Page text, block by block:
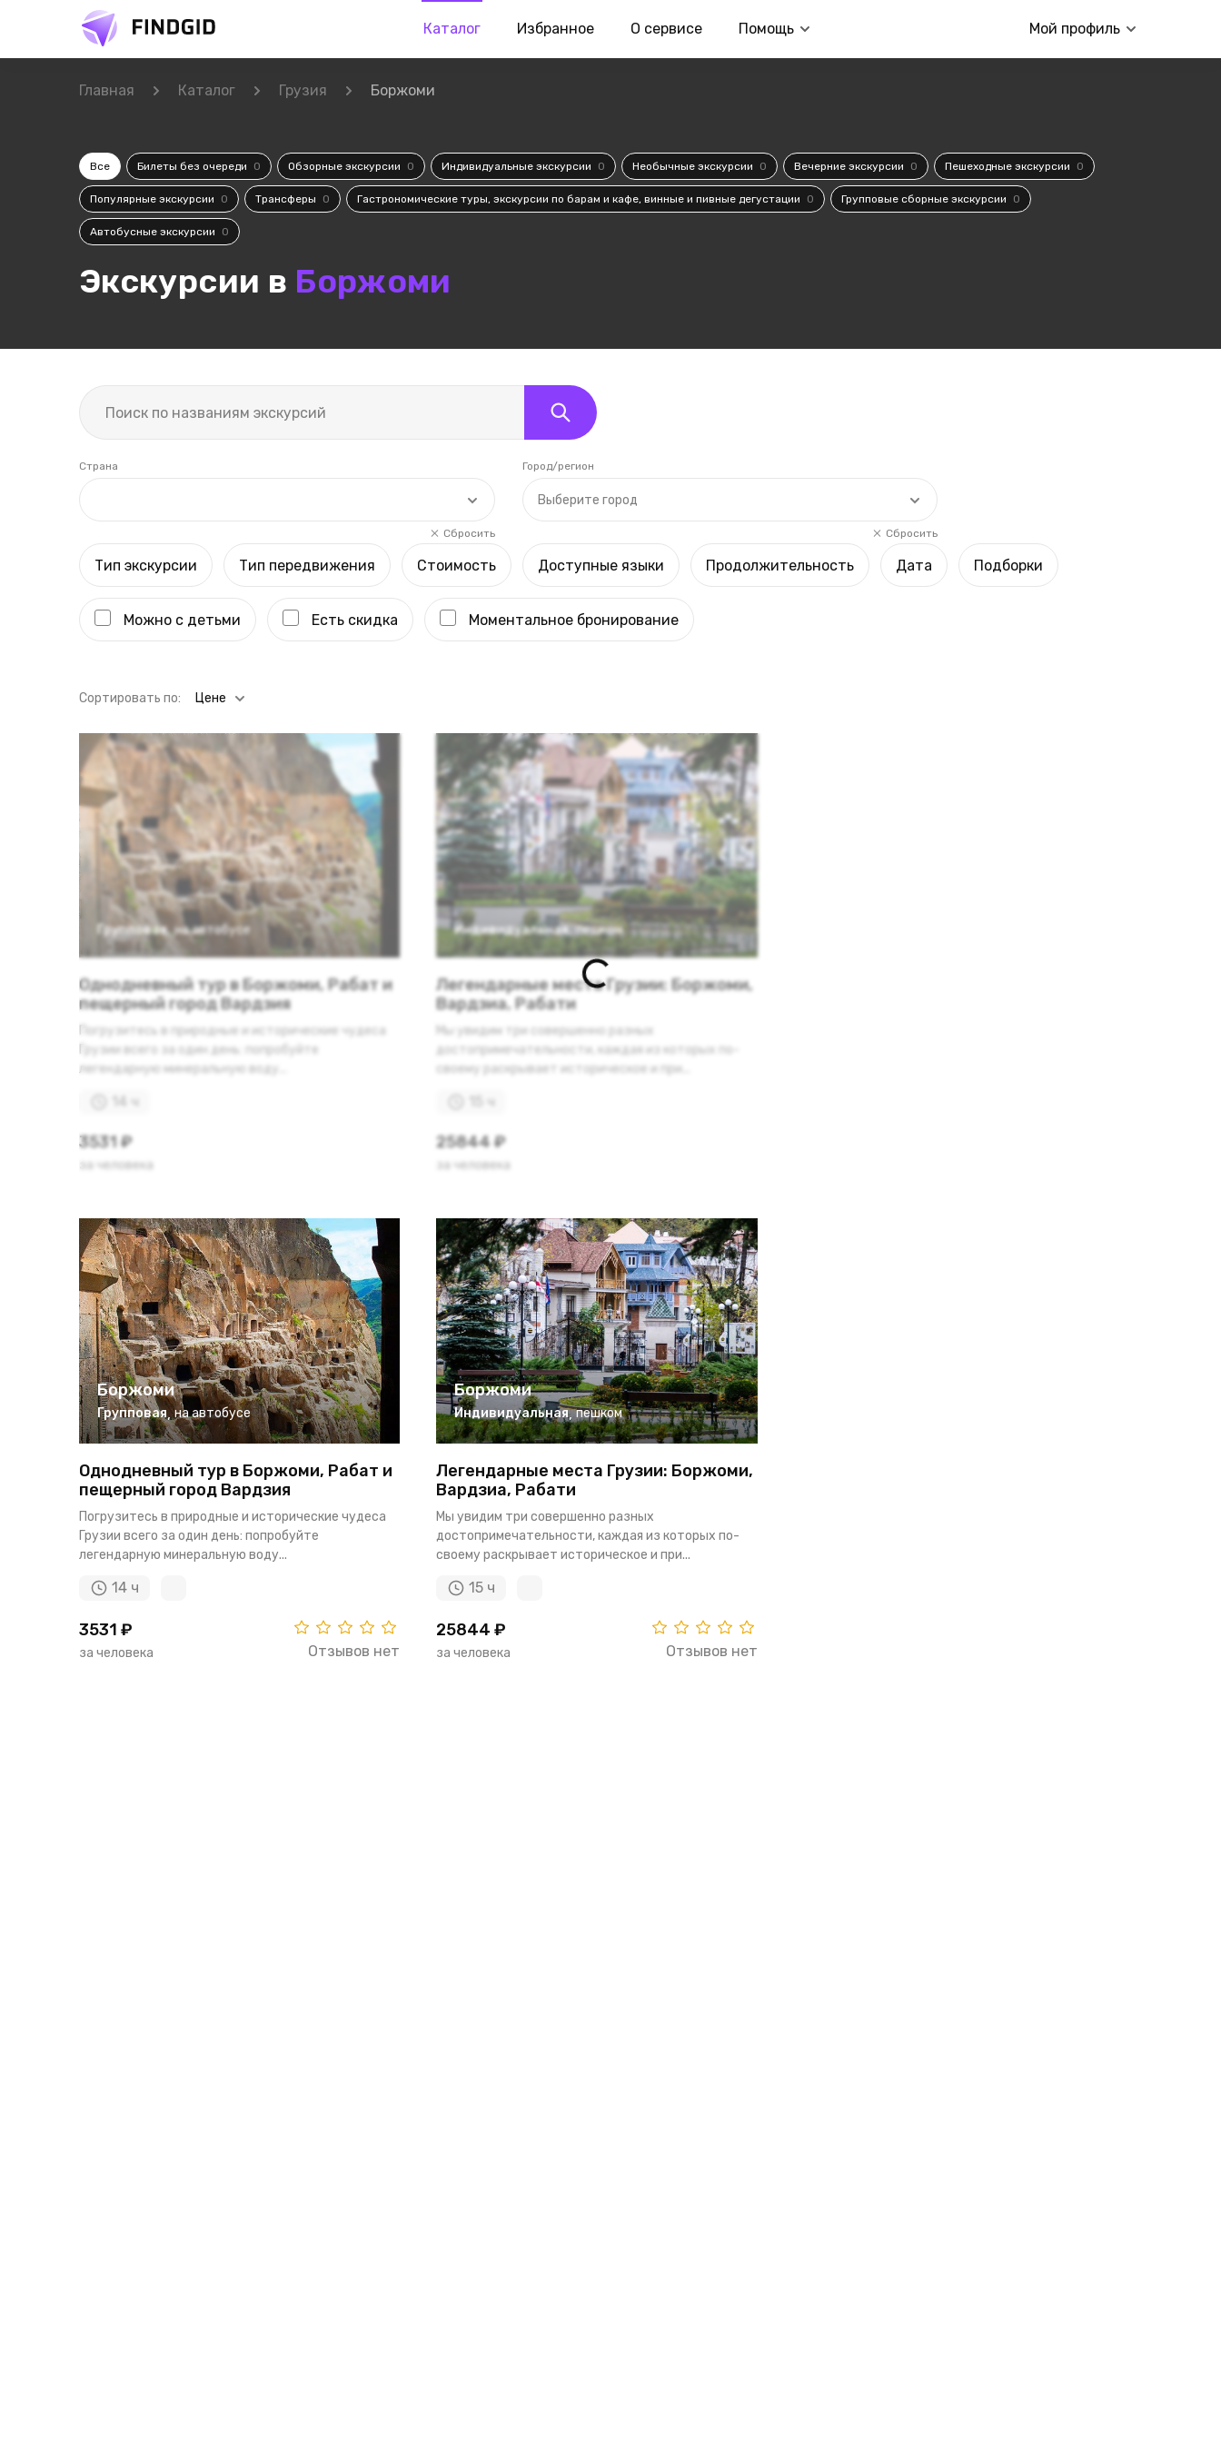
Каталог Избранное О сервисе Помощь Мой профиль
Главная Каталог Грузия Боржоми
Все Билеты без очереди 0 Обзорные экскурсии 0 Индивидуальные экскурсии 0 Необычные экскурсии 0 Вечерние экскурсии 0 Пешеходные экскурсии 0
Популярные экскурсии 0 Трансферы 0 Гастрономические туры, экскурсии по барам и кафе, винные и пивные дегустации 0 Групповые сборные экскурсии 0
Автобусные экскурсии 0
Экскурсии в Боржоми
Страна
Сбросить
Выберите город
Город/регион
Сбросить
Тип экскурсии Тип передвижения Стоимость Доступные языки Продолжительность Дата Подборки
Можно с детьми Есть скидка Моментальное бронирование
Cортировать по: Цене
Групповая, на автобусе
Однодневный тур в Боржоми, Рабат и
пещерный город Вардзия
Погрузитесь в природные и исторические чудеса
Грузии всего за один день: попробуйте
легендарную минеральную воду...
14 ч
3531 ₽
за человека
Индивидуальная, пешком
Легендарные места Грузии: Боржоми,
Вардзиа, Рабати
Мы увидим три совершенно разных
достопримечательности, каждая из которых по-
своему раскрывает историческое и при...
15 ч
25844 ₽
за человека
Боржоми
Групповая, на автобусе
Однодневный тур в Боржоми, Рабат и
пещерный город Вардзия
Погрузитесь в природные и исторические чудеса
Грузии всего за один день: попробуйте
легендарную минеральную воду...
14 ч
3531 ₽
за человека Отзывов нет
Боржоми
Индивидуальная, пешком
Легендарные места Грузии: Боржоми,
Вардзиа, Рабати
Мы увидим три совершенно разных
достопримечательности, каждая из которых по-
своему раскрывает историческое и при...
15 ч
25844 ₽
за человека Отзывов нет